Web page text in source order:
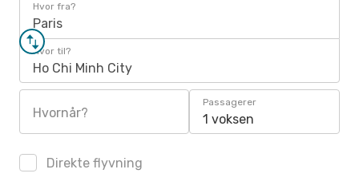
Hvor fra?
Paris
Hvor til?
Ho Chi Minh City
Hvornår?
Passagerer
1 voksen
Direkte flyvning